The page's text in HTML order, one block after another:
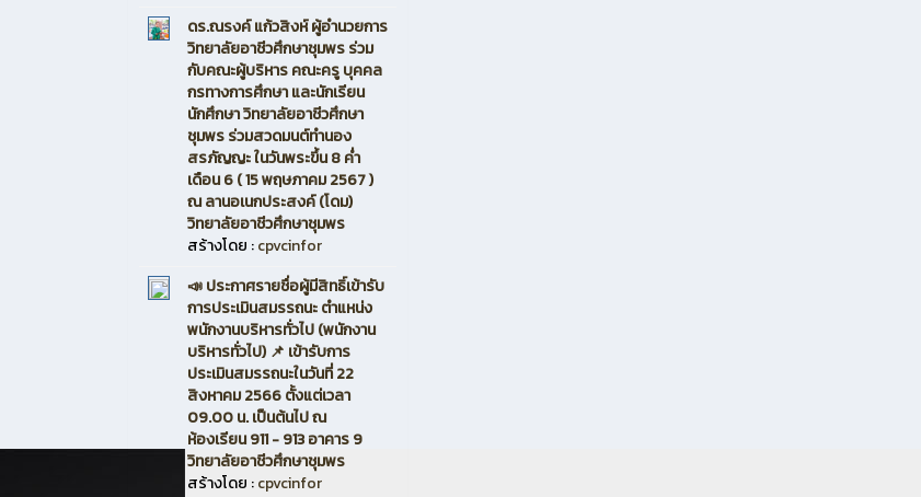
ดร.ณรงค์ แก้วสิงห์ ผู้อำนวยการ
วิทยาลัยอาชีวศึกษาชุมพร ร่วม
กับคณะผู้บริหาร คณะครู บุคคล
กรทางการศึกษา และนักเรียน
นักศึกษา วิทยาลัยอาชีวศึกษา
ชุมพร ร่วมสวดมนต์ทำนอง
สรภัญญะ ในวันพระขึ้น 8 ค่ำ
เดือน 6 ( 15 พฤษภาคม 2567 )
ณ ลานอเนกประสงค์ (โดม)
วิทยาลัยอาชีวศึกษาชุมพร
สร้างโดย :cpvcinfor
📣 ประกาศรายชื่อผู้มีสิทธิ์เข้ารับ
การประเมินสมรรถนะ ตำแหน่ง
พนักงานบริหารทั่วไป (พนักงาน
บริหารทั่วไป) 📌 เข้ารับการ
ประเมินสมรรถนะในวันที่ 22
สิงหาคม 2566 ตั้งแต่เวลา
09.00 น. เป็นต้นไป ณ
ห้องเรียน 911 - 913 อาคาร 9
วิทยาลัยอาชีวศึกษาชุมพร
สร้างโดย :cpvcinfor